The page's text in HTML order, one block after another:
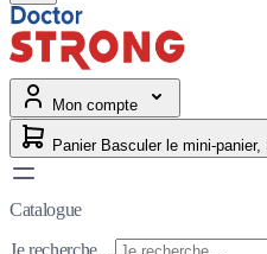
Mon compte
Panier
Catalogue
Je recherche...